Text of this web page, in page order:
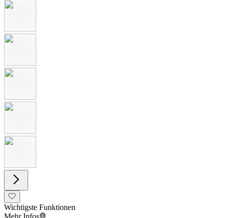
Wichtigste Funktionen
Mehr Infos